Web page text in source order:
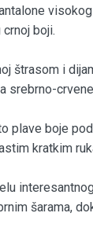
boji.
štrasom i
srebrno-
plave boje
kratkim
šarama,